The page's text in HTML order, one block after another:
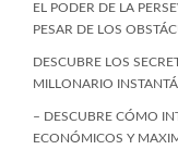
EL PODER DE LA
PESAR DE LOS
DESCUBRE LOS
MILLONARIO
– DESCUBRE CÓMO
ECONÓMICOS Y